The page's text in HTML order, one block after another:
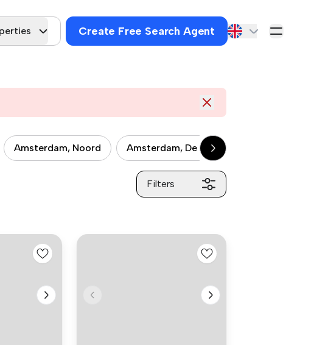
Create Free Search Agent
Amsterdam, Noord Amsterdam, De Baarsjes
Filters